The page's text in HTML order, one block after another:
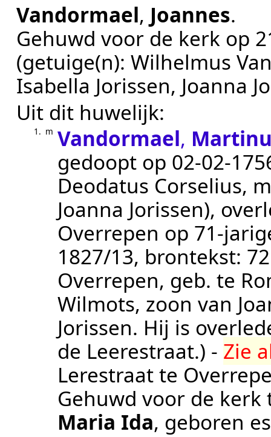
Vandormael, Joannes.
Gehuwd voor de kerk op
(getuige(n):Wilhelmus
Isabella Jorissen, Joanna
Uit dit huwelijk:
1. m Vandormael,
gedoopt op
Deodatus Corselius,
Joanna Jorissen),
Overrepen op 71-
1827/13, brontekst:
Overrepen, geb. te
Wilmots, zoon van
Jorissen. Hij is
de Leerestraat.) - Zie
Lerestraat te
Gehuwd voor de
Maria Ida, geboren